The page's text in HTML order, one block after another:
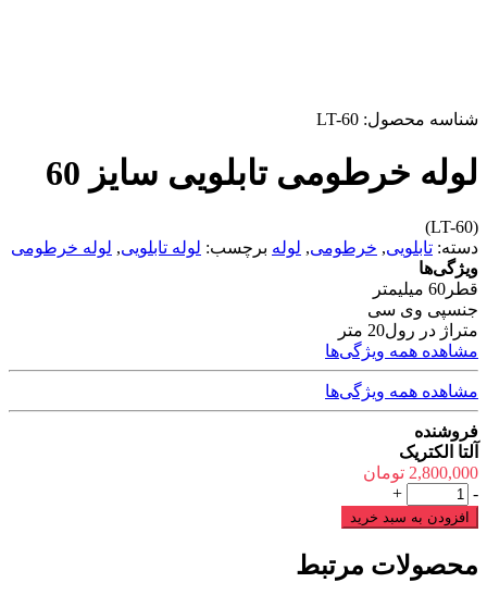
شناسه محصول: LT-60
لوله خرطومی تابلویی سایز 60
(LT-60)
دسته: تابلویی, خرطومی, لوله برچسب: لوله تابلویی, لوله خرطومی
ویژگی‌ها
قطر 60 میلیمتر
جنسپی وی سی
متراژ در رول20 متر
مشاهده همه ویژگی‌ها
مشاهده همه ویژگی‌ها
فروشنده
آلتا الکتریک
2,800,000 تومان
لوله
خرطومی
تابلویی
60
-
+
افزودن به سبد خرید
محصولات مرتبط